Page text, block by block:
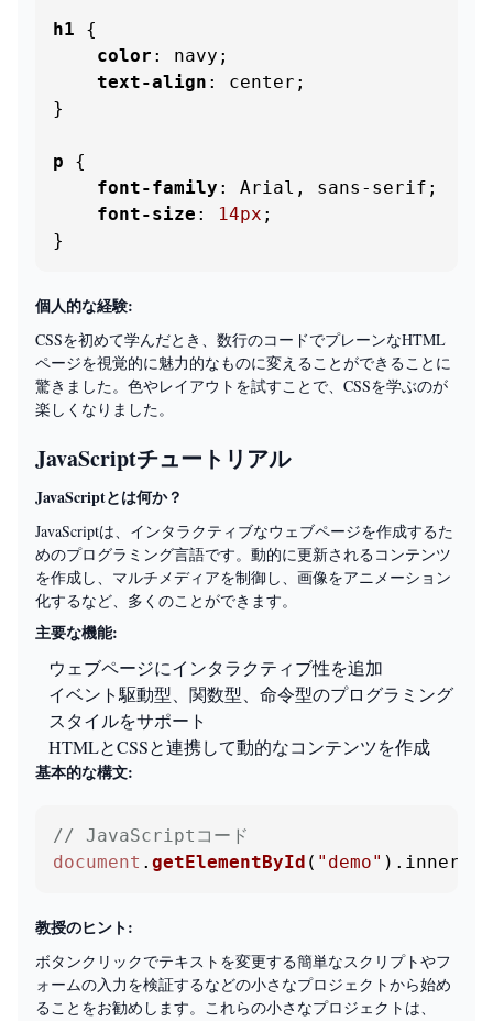
h1 {
color : navy;
text-align : center;
}
p {
font-family : Arial, sans-serif;
font-size : 14px ;
}
個人的な経験:
CSSを初めて学んだとき、数行のコードでプレーンなHTML
ページを視覚的に魅力的なものに変えることができることに
驚きました。色やレイアウトを試すことで、CSSを学ぶのが
楽しくなりました。
JavaScriptチュートリアル
JavaScriptとは何か？
JavaScriptは、インタラクティブなウェブページを作成するた
めのプログラミング言語です。動的に更新されるコンテンツ
を作成し、マルチメディアを制御し、画像をアニメーション
化するなど、多くのことができます。
主要な機能:
ウェブページにインタラクティブ性を追加
イベント駆動型、関数型、命令型のプログラミング
スタイルをサポート
HTMLとCSSと連携して動的なコンテンツを作成
基本的な構文:
// JavaScriptコード
document . getElementById ( "demo" ).
教授のヒント:
ボタンクリックでテキストを変更する簡単なスクリプトやフ
ォームの入力を検証するなどの小さなプロジェクトから始め
ることをお勧めします。これらの小さなプロジェクトは、